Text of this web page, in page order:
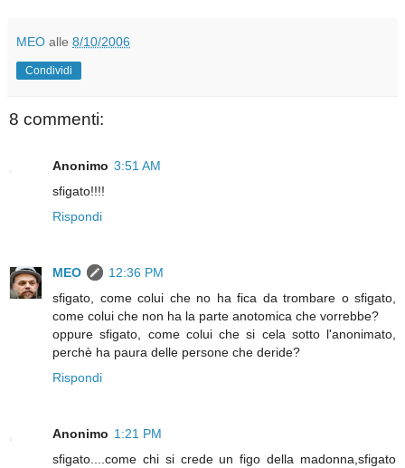
MEO alle 8/10/2006
Condividi
8 commenti:
Anonimo 3:51 AM
sfigato!!!!
Rispondi
MEO
12:36 PM
sfigato, come colui che no ha fica da trombare o sfigato,
come colui che non ha la parte anotomica che vorrebbe?
oppure sfigato, come colui che si cela sotto l'anonimato,
perchè ha paura delle persone che deride?
Rispondi
Anonimo 1:21 PM
sfigato....come chi si crede un figo della madonna,sfigato